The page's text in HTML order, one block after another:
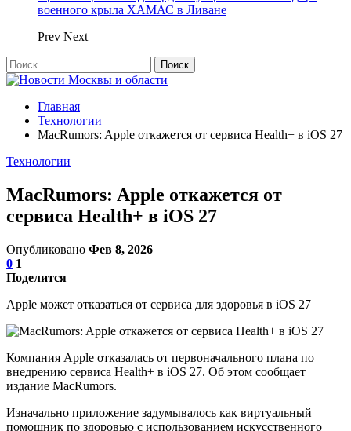
военного крыла ХАМАС в Ливане
Prev Next
Главная
Технологии
MacRumors: Apple откажется от сервиса Health+ в iOS 27
Технологии
MacRumors: Apple откажется от
сервиса Health+ в iOS 27
Опубликовано Фев 8, 2026
0 1
Поделится
Apple может отказаться от сервиса для здоровья в iOS 27
Компания Apple отказалась от первоначального плана по
внедрению сервиса Health+ в iOS 27. Об этом сообщает
издание MacRumors.
Изначально приложение задумывалось как виртуальный
помощник по здоровью с использованием искусственного